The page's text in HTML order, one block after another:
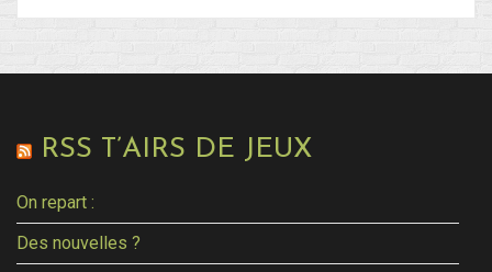
RSS T’AIRS DE JEUX
On repart :
Des nouvelles ?